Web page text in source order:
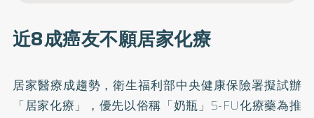
近8成癌友不願居家化療
居家醫療成趨勢，衛生福利部中央健康保險署擬試辦
「居家化療」
，優先以俗稱「奶瓶」5-FU化療藥為推